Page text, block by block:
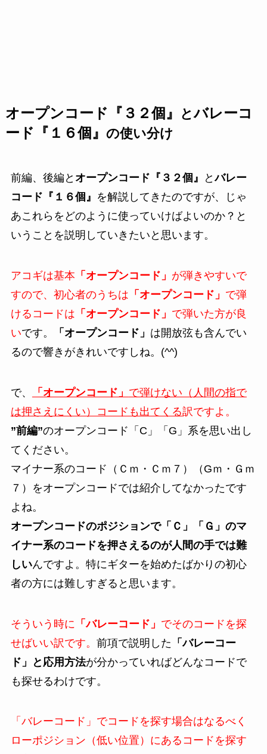
オープンコード『３２個』 とバレーコ
ード『１６個』 の使い分け
前編、後編と オープンコード『３２個』 とバレー
コード『１６個』 を解説してきたのですが、じゃ
あこれらをどのように使っていけばよいのか？と
いうことを説明していきたいと思います。
アコギは基本 「オープンコード」 が弾きやすいで
すので、初心者のうちは 「オープンコード」 で弾
けるコードは 「オープンコード」 で弾いた方が良
いです。 「オープンコード」 は開放弦も含んでい
るので響きがきれいですしね。(^^)
で、 「オープンコード」 で弾けない（人間の指で
は押さえにくい）コードも出てくる訳ですよ。
”前編”のオープンコード「C」「G」系を思い出し
てください。
マイナー系のコード（Ｃｍ・Ｃｍ７）（Gｍ・Ｇｍ
７）をオープンコードでは紹介してなかったです
よね。
オープンコードのポジションで「Ｃ」「Ｇ」のマ
イナー系のコードを押さえるのが人間の手では難
しいんですよ。特にギターを始めたばかりの初心
者の方には難しすぎると思います。
そういう時に 「バレーコード」 でそのコードを探
せばいい訳です。 前項で説明した 「バレーコー
ド」と応用方法が分かっていればどんなコードで
も探せるわけです。
「バレーコード」でコードを探す場合はなるべく
ローポジション（低い位置）にあるコードを探す